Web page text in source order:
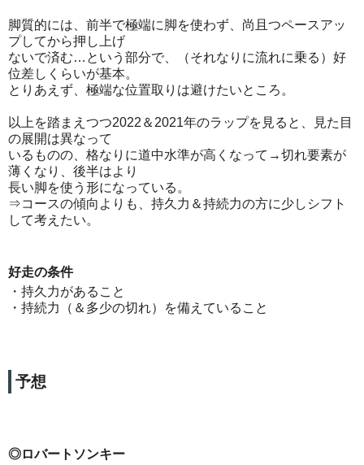
脚質的には、前半で極端に脚を使わず、尚且つペースアッ
プしてから押し上げ
ないで済む…という部分で、（それなりに流れに乗る）好
位差しくらいが基本。
とりあえず、極端な位置取りは避けたいところ。
以上を踏まえつつ2022＆2021年のラップを見ると、見た目
の展開は異なって
いるものの、格なりに道中水準が高くなって→切れ要素が
薄くなり、後半はより
長い脚を使う形になっている。
⇒コースの傾向よりも、持久力＆持続力の方に少しシフト
して考えたい。
好走の条件
・持久力があること
・持続力（＆多少の切れ）を備えていること
予想
◎ロバートソンキー